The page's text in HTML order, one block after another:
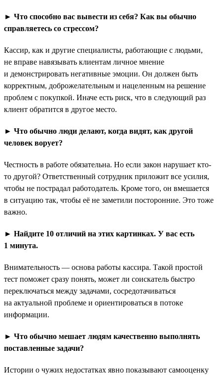
► Что способно вас вывести из себя? Как вы обычно
справляетесь со стрессом?
Кассир, как и другие специалисты, работающие с людьми,
не вправе навязывать клиентам личное мнение
и демонстрировать негативные эмоции. Он должен быть
корректным, доброжелательным и нацеленным на решение
проблем с покупкой. Иначе есть риск, что в следующий раз
клиент обратится в другое место.
► Что обычно люди делают, когда видят, как другой
человек ворует?
Честность в работе обязательна. Но если закон нарушает кто-
то другой? Ответственный сотрудник приложит все усилия,
чтобы не пострадал работодатель. Кроме того, он вмешается
в ситуацию так, чтобы её не заметили посторонние. Это тоже
важно.
► Найдите 10 отличий на этих картинках. У вас есть
1 минута.
Внимательность — основа работы кассира. Такой простой
тест поможет сразу понять, может ли соискатель быстро
переключаться между задачами, сосредотачиваться
на актуальной проблеме и ориентироваться в потоке
информации.
► Что обычно мешает людям качественно выполнять
поставленные задачи?
Истории о чужих недостатках явно показывают самооценку